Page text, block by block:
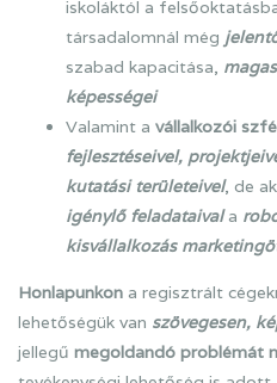
iskoláktól a
társadalomnál még
szabad kapacitása,
képességei
Valamint a vállalkozói
fejlesztéseivel,
kutatási területeivel, de
igénylő feladataivala
kisvállalkozás
Honlapunkon a regisztrált
lehetőségük van szövegesen,
jellegű megoldandó problémát